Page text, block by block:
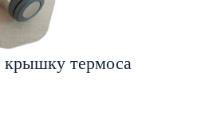
крышку термоса